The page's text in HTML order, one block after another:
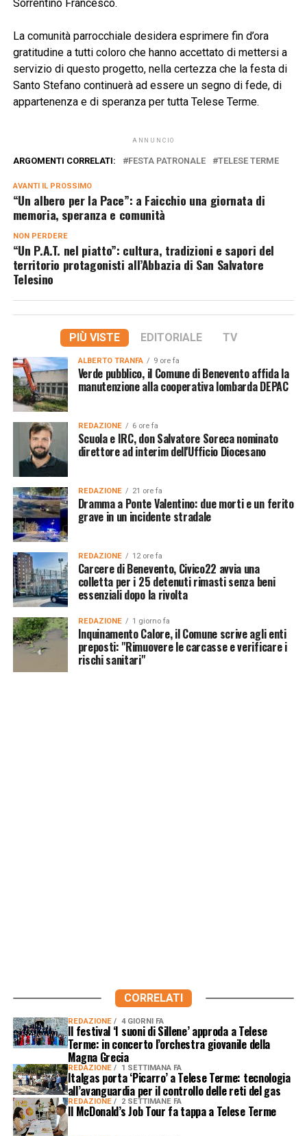
Sorrentino Francesco.
La comunità parrocchiale desidera esprimere fin d’ora
gratitudine a tutti coloro che hanno accettato di mettersi a
servizio di questo progetto, nella certezza che la festa di
Santo Stefano continuerà ad essere un segno di fede, di
appartenenza e di speranza per tutta Telese Terme.
ANNUNCIO
ARGOMENTI CORRELATI: FESTA PATRONALE TELESE TERME
AVANTI IL ​​PROSSIMO
“Un albero per la Pace”: a Faicchio una giornata di
memoria, speranza e comunità
NON PERDERE
“Un P.A.T. nel piatto”: cultura, tradizioni e sapori del
territorio protagonisti all’Abbazia di San Salvatore
Telesino
PIÙ VISTE EDITORIALE TV
ALBERTO TRANFA 9 ore fa
Verde pubblico, il Comune di Benevento affida la
manutenzione alla cooperativa lombarda DEPAC
REDAZIONE 6 ore fa
Scuola e IRC, don Salvatore Soreca nominato
direttore ad interim dell'Ufficio Diocesano
REDAZIONE 21 ore fa
Dramma a Ponte Valentino: due morti e un ferito
grave in un incidente stradale
REDAZIONE 12 ore fa
Carcere di Benevento, Civico22 avvia una
colletta per i 25 detenuti rimasti senza beni
essenziali dopo la rivolta
REDAZIONE 1 giorno fa
Inquinamento Calore, il Comune scrive agli enti
preposti: "Rimuovere le carcasse e verificare i
rischi sanitari"
CORRELATI
REDAZIONE 4 GIORNI FA
Il festival ‘I suoni di Sillene’ approda a Telese
Terme: in concerto l’orchestra giovanile della
Magna Grecia
REDAZIONE 1 SETTIMANA FA
Italgas porta ‘Picarro’ a Telese Terme: tecnologia
all’avanguardia per il controllo delle reti del gas
REDAZIONE 2 SETTIMANE FA
Il McDonald’s Job Tour fa tappa a Telese Terme